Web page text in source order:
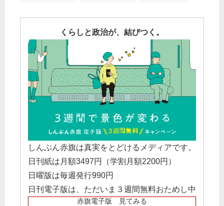
くらしと政治が、結びつく。
しんぶん赤旗は真実をとどけるメディアです。
日刊紙は月額3497円（学割月額2200円）
日曜版は毎週発行990円
日刊電子版は、ただいま３週間無料おためし中
赤旗電子版 見てみる